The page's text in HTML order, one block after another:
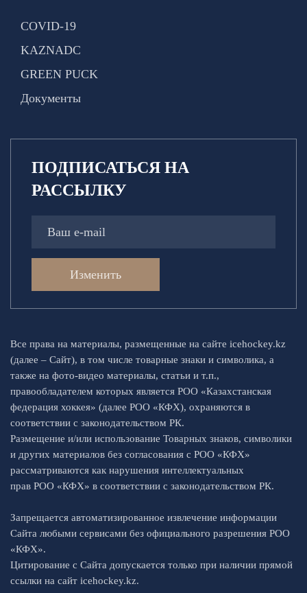
COVID-19
KAZNADC
GREEN PUCK
Документы
ПОДПИСАТЬСЯ НА
РАССЫЛКУ
Изменить
Все права на материалы, размещенные на сайте icehockey.kz
(далее – Сайт), в том числе товарные знаки и символика, а
также на фото-видео материалы, статьи и т.п.,
правообладателем которых является РОО «Казахстанская
федерация хоккея» (далее РОО «КФХ), охраняются в
соответствии с законодательством РК.
Размещение и/или использование Товарных знаков, символики
и других материалов без согласования с РОО «КФХ»
рассматриваются как нарушения интеллектуальных
прав РОО «КФХ» в соответствии с законодательством РК.
Запрещается автоматизированное извлечение информации
Сайта любыми сервисами без официального разрешения РОО
«КФХ».
Цитирование с Сайта допускается только при наличии прямой
ссылки на сайт icehockey.kz.